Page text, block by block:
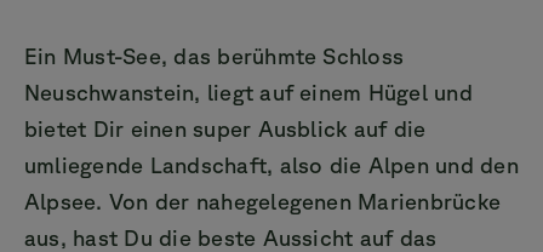
Ein Must-See, das berühmte Schloss
Neuschwanstein, liegt auf einem Hügel und
bietet Dir einen super Ausblick auf die
umliegende Landschaft, also die Alpen und den
Alpsee. Von der nahegelegenen Marienbrücke
aus, hast Du die beste Aussicht auf das